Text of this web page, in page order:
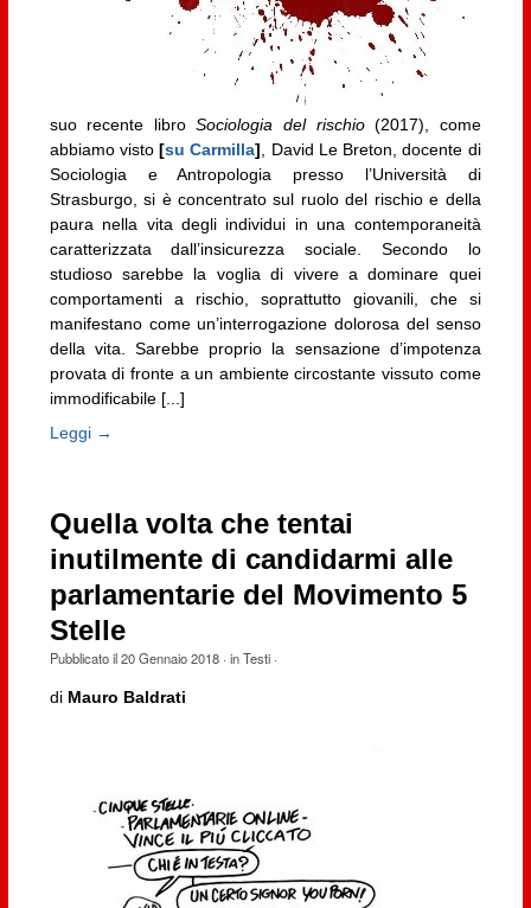
suo recente libroSociologia del rischio(2017), come
abbiamo visto[su Carmilla] , David Le Breton, docente di
Sociologia e Antropologia presso l’Università di
Strasburgo, si è concentrato sul ruolo del rischio e della
paura nella vita degli individui in una contemporaneità
caratterizzata dall’insicurezza sociale. Secondo lo
studioso sarebbe la voglia di vivere a dominare quei
comportamenti a rischio, soprattutto giovanili, che si
manifestano come un’interrogazione dolorosa del senso
della vita. Sarebbe proprio la sensazione d’impotenza
provata di fronte a un ambiente circostante vissuto come
immodificabile [...]
Leggi →
Quella volta che tentai
inutilmente di candidarmi alle
parlamentarie del Movimento 5
Stelle
Pubblicato il20 Gennaio 2018· inTesti·
di Mauro Baldrati